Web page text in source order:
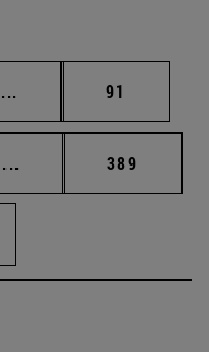
... Páginas intermedias
Página
91
... Páginas intermedias
Página
389